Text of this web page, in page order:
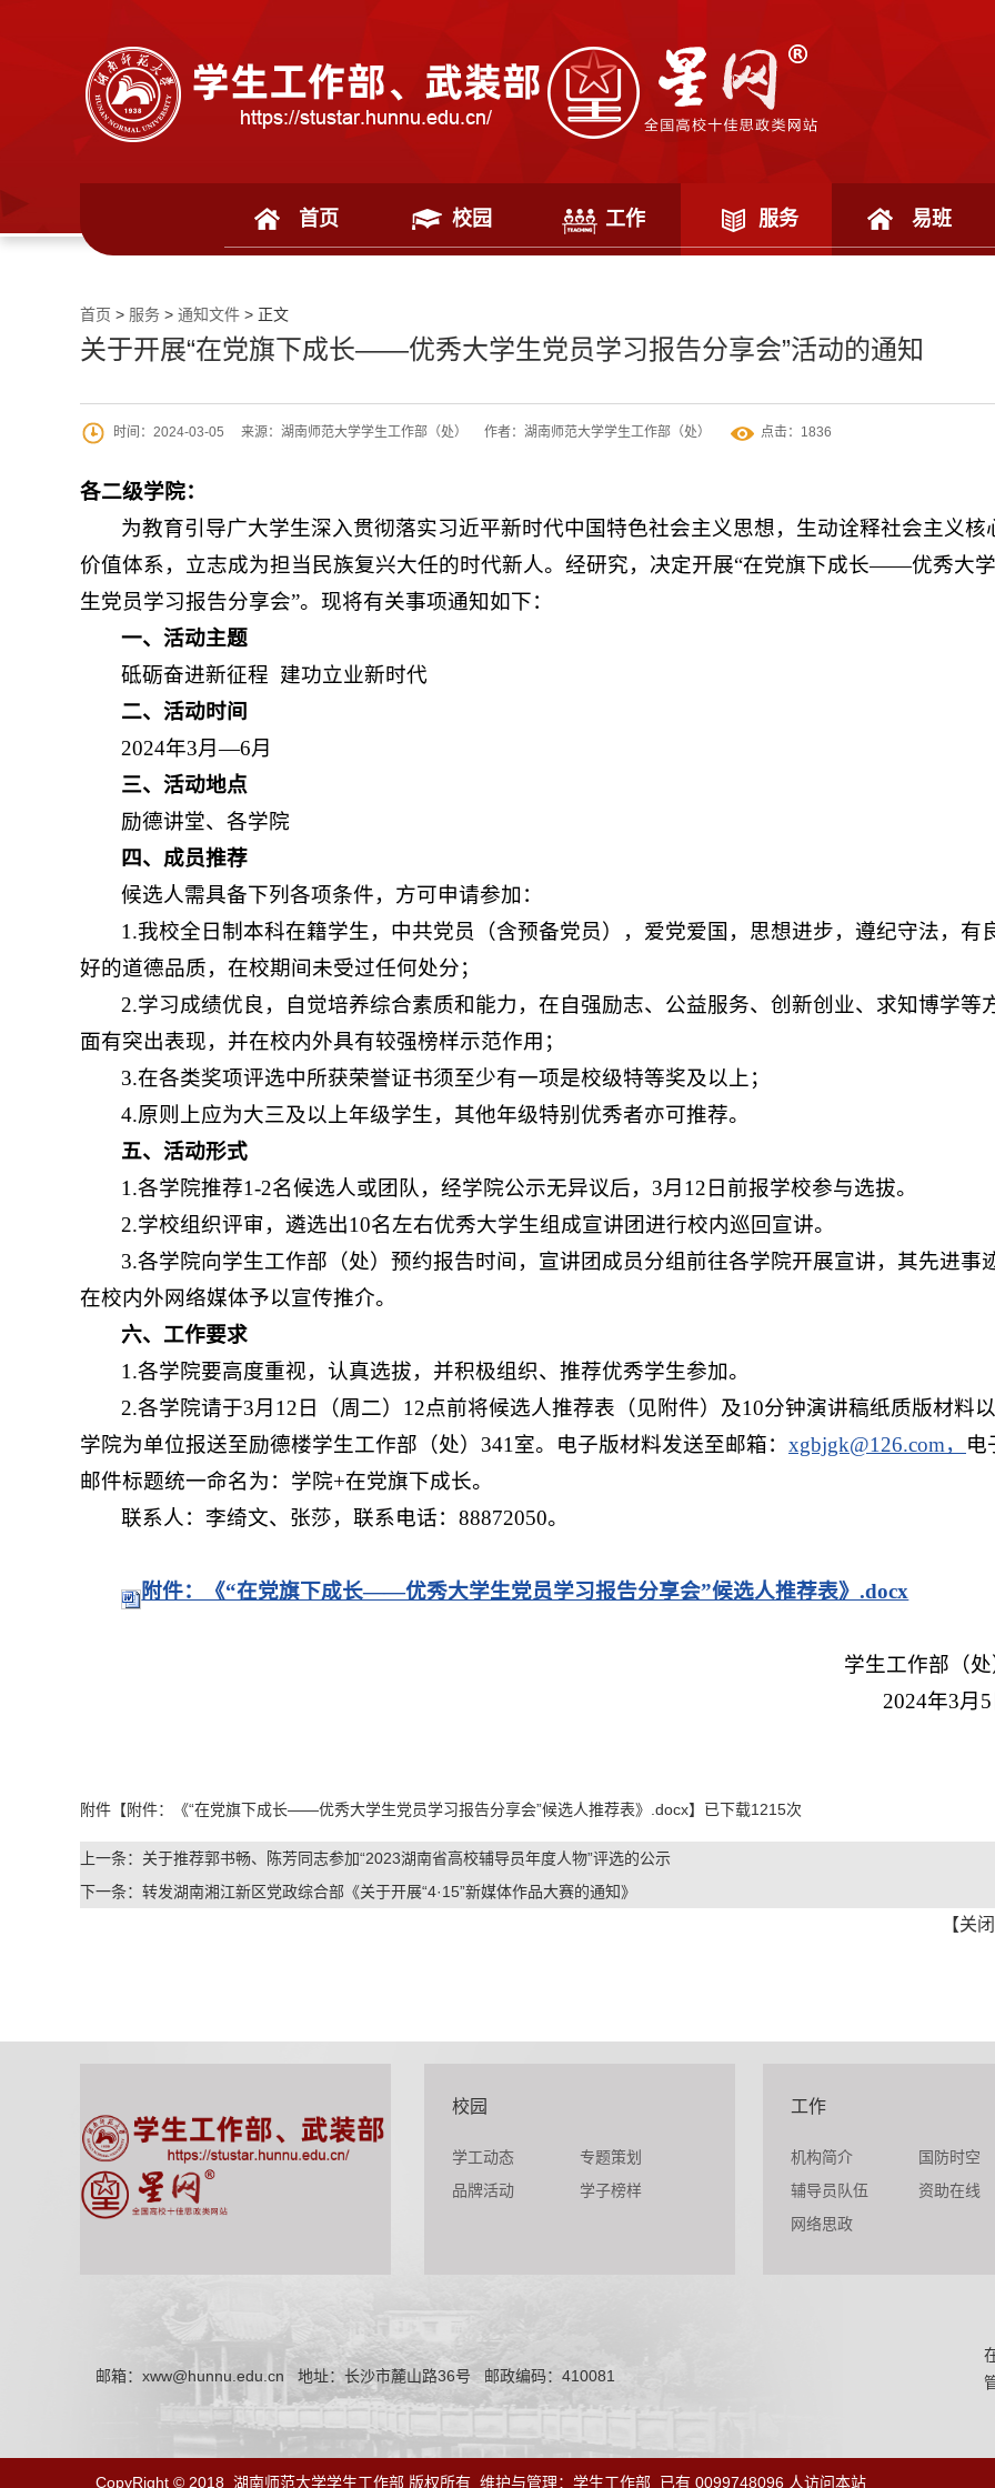
首页 校园 工作 服务 易班
首页 > 服务 > 通知文件 > 正文
关于开展“在党旗下成长——优秀大学生党员学习报告分享会”活动的通知
时间：2024-03-05 来源：湖南师范大学学生工作部（处） 作者：湖南师范大学学生工作部（处） 点击： 1836
各二级学院：
为教育引导广大学生深入贯彻落实习近平新时代中国特色社会主义思想，生动诠释社会主义核
价值体系，立志成为担当民族复兴大任的时代新人。经研究，决定开展“在党旗下成长——优秀大学
生党员学习报告分享会”。现将有关事项通知如下：
一、活动主题
砥砺奋进新征程 建功立业新时代
二、活动时间
2024年3月—6月
三、活动地点
励德讲堂、各学院
四、成员推荐
候选人需具备下列各项条件，方可申请参加：
1.我校全日制本科在籍学生，中共党员（含预备党员），爱党爱国，思想进步，遵纪守法，有
好的道德品质，在校期间未受过任何处分；
2.学习成绩优良，自觉培养综合素质和能力，在自强励志、公益服务、创新创业、求知博学等
面有突出表现，并在校内外具有较强榜样示范作用；
3.在各类奖项评选中所获荣誉证书须至少有一项是校级特等奖及以上；
4.原则上应为大三及以上年级学生，其他年级特别优秀者亦可推荐。
五、活动形式
1.各学院推荐1-2名候选人或团队，经学院公示无异议后，3月12日前报学校参与选拔。
2.学校组织评审，遴选出10名左右优秀大学生组成宣讲团进行校内巡回宣讲。
3.各学院向学生工作部（处）预约报告时间，宣讲团成员分组前往各学院开展宣讲，其先进事
在校内外网络媒体予以宣传推介。
六、工作要求
1.各学院要高度重视，认真选拔，并积极组织、推荐优秀学生参加。
2.各学院请于3月12日（周二）12点前将候选人推荐表（见附件）及10分钟演讲稿纸质版材料以
学院为单位报送至励德楼学生工作部（处）341室。电子版材料发送至邮箱： xgbjgk@126.com， 电
邮件标题统一命名为：学院+在党旗下成长。
联系人：李绮文、张莎，联系电话：88872050。
附件：《“在党旗下成长——优秀大学生党员学习报告分享会”候选人推荐表》.docx
学生工作部（处
2024年3月5
附件【附件：《“在党旗下成长——优秀大学生党员学习报告分享会”候选人推荐表》.docx】已下载1215次
上一条： 关于推荐郭书畅、陈芳同志参加“2023湖南省高校辅导员年度人物”评选的公示
下一条： 转发湖南湘江新区党政综合部《关于开展“4·15”新媒体作品大赛的通知》
【关闭
校园
学工动态
专题策划
品牌活动
学子榜样
工作
机构简介
国防时空
辅导员队伍
资助在线
网络思政
邮箱：xww@hunnu.edu.cn 地址：长沙市麓山路36号 邮政编码：410081
CopyRight © 2018 湖南师范大学学生工作部 版权所有 维护与管理：学生工作部 已有 0099748096 人访问本站